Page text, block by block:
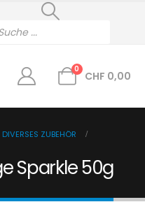
0
CHF 0,00
DIVERSES ZUBEHÖR
Sparkle 50g